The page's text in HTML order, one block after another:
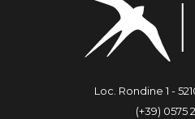
Loc. Rondine 1 -
(+39) 0575